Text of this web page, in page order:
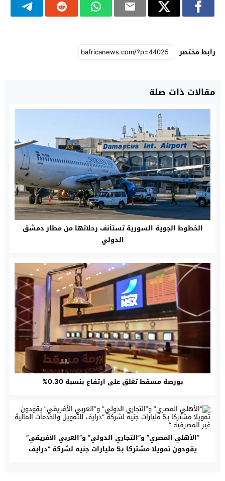
رابط مختصر
مقالات ذات صلة
الخطوط الجوية السورية تستأنف رحلاتها من مطار دمشق
الدولي
بورصة مسقط تغلق على ارتفاع بنسبة 0.30%
“الأهلي المصري” و”التجاري الدولي” و”العربي الأفريقي”
يقودون تمويلا مشتركا بـ5 مليارات جنيه لشركة “درايف